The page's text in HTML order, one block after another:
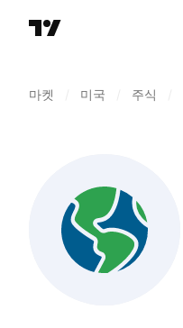
마켓 미국 주식